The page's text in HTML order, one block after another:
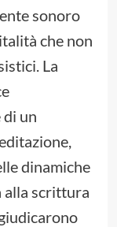
sonoro
che non
La
di un
dinamiche
alla scrittura